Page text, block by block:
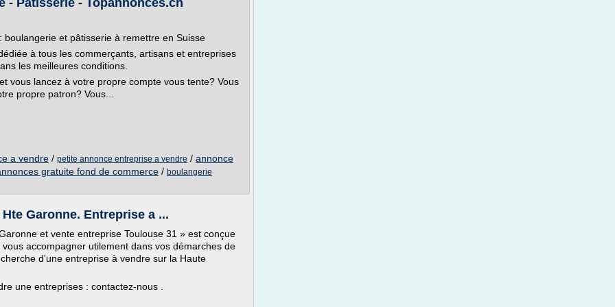
- Pâtisserie - Topannonces.ch
et pâtisserie à remettre en Suisse
à tous les commerçants, artisans et entreprises
les meilleures conditions.
vous lancez à votre propre compte vous tente? Vous
propre patron? Vous...
a vendre / petite annonce entreprise a vendre / annonce
gratuite fond de commerce / boulangerie
Garonne. Entreprise a ...
et vente entreprise Toulouse 31 » est conçue
accompagner utilement dans vos démarches de
d'une entreprise à vendre sur la Haute
une entreprises : contactez-nous .